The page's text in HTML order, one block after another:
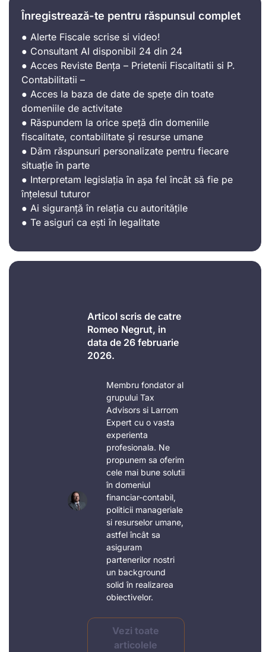
Înregistrează-te pentru răspunsul complet
● Alerte Fiscale scrise si video!
● Consultant AI disponibil 24 din 24
● Acces Reviste Bența – Prietenii Fiscalitatii si P.
Contabilitatii –
● Acces la baza de date de spețe din toate
domeniile de activitate
● Răspundem la orice speță din domeniile
fiscalitate, contabilitate și resurse umane
● Dăm răspunsuri personalizate pentru fiecare
situație în parte
● Interpretam legislația în așa fel încât să fie pe
înțelesul tuturor
● Ai siguranță în relația cu autoritățile
● Te asiguri ca ești în legalitate
Articol scris de catre
Romeo Negrut, in
data de 26 februarie
2026.
Membru fondator al
grupului Tax
Advisors si Larrom
Expert cu o vasta
experienta
profesionala. Ne
propunem sa oferim
cele mai bune solutii
în domeniul
financiar-contabil,
politicii manageriale
si resurselor umane,
astfel încât sa
asiguram
partenerilor nostri
un background
solid în realizarea
obiectivelor.
Vezi toate
articolele